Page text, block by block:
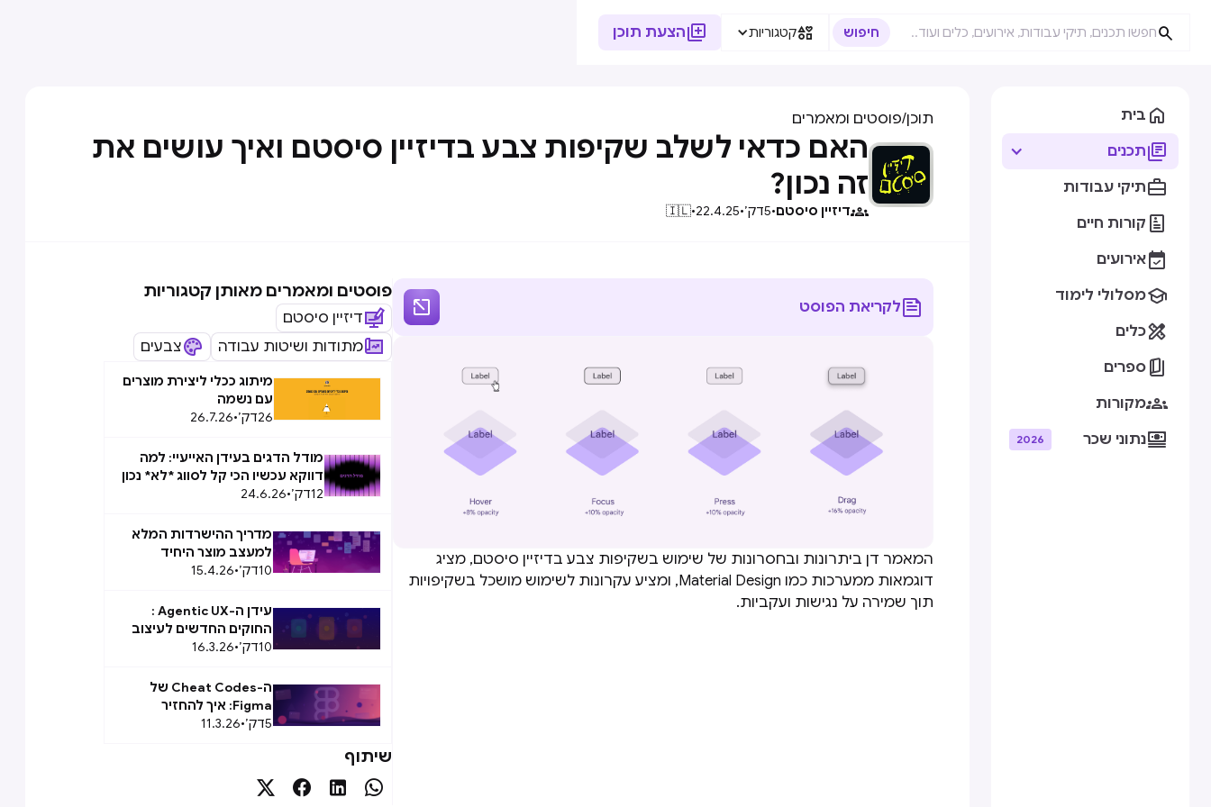

קטגוריות הצעת תוכן
 בית
תכנים
תיקי עבודות
 קורות חיים
אירועים
מסלולי לימוד
כלים
 ספרים
מקורות
נתוני שכר 2026
תוכן/פוסטים ומאמרים
האם כדאי לשלב שקיפות צבע בדיזיין סיסטם ואיך עושים את
זה נכון?
דיזיין סיסטם•
5דק׳•
22.4.25
•
🇮🇱
לקריאת הפוסט 
המאמר דן ביתרונות ובחסרונות של שימוש בשקיפות צבע בדיזיין סיסטם, מציג
דוגמאות ממערכות כמו Material Design, ומציע עקרונות לשימוש מושכל בשקיפויות
תוך שמירה על נגישות ועקביות.
פוסטים ומאמרים מאותן קטגוריות
דיזיין סיסטם
מתודות ושיטות עבודה
צבעים
מיתוג ככלי ליצירת מוצרים
עם נשמה
26דק׳•
26.7.26
מודל הדגים בעידן האייעיי: למה
דווקא עכשיו הכי קל לסווג *לא* נכון
12דק׳•
24.6.26
מדריך ההישרדות המלא
למעצב מוצר היחיד
בהייטק
10דק׳•
15.4.26
עידן ה-Agentic UX :
החוקים החדשים לעיצוב
Agent Experience (AX)
10דק׳•
16.3.26
ה-Cheat Codes של
Figma: איך להחזיר
לעצמכם שעתיים ביום
5דק׳•
11.3.26
שיתוף



